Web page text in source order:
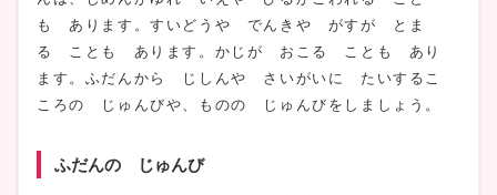
も あります。すいどうや でんきや がすが とま
る ことも あります。かじが おこる ことも あり
ます。ふだんから じしんや さいがいに たいするこ
ころの じゅんびや、ものの じゅんびをしましょう。
ふだんの じゅんび